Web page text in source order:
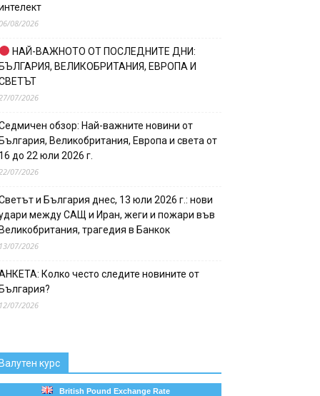
08/2026
НАЙ-ВАЖНОТО ОТ ПОСЛЕДНИТЕ ДНИ:
ВЕЛИКОБРИТАНИЯ, ЕВРОПА И
07/2026
обзор: Най-важните новини от
Великобритания, Европа и света от
до 22 юли 2026 г.
07/2026
и България днес, 13 юли 2026 г.: нови
между САЩ и Иран, жеги и пожари във
трагедия в Банкок
07/2026
Колко често следите новините от
07/2026
курс
British Pound Exchange Rate